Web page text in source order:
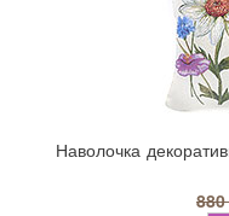
Наволочка